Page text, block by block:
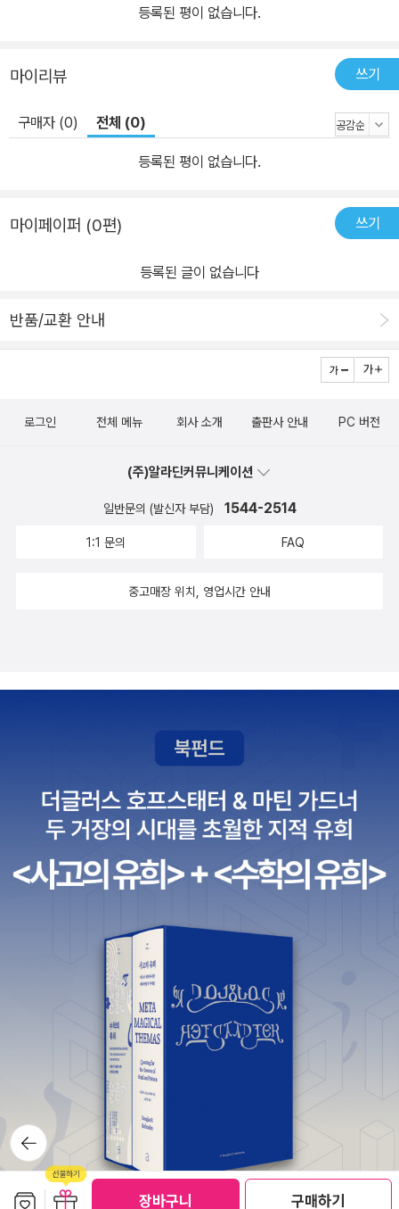
선물하기
장바구니 구매하기
등록된 평이 없습니다.
마이리뷰 쓰기
구매자 (0) 전체 (0)
등록된 평이 없습니다.
마이페이퍼 (0편) 쓰기
등록된 글이 없습니다
반품/교환 안내
뒤로가
기
로그인 전체 메뉴 회사 소개 출판사 안내 PC 버전
(주)알라딘커뮤니케이션
일반문의 (발신자 부담) 1544-2514
1:1 문의 FAQ
중고매장 위치, 영업시간 안내